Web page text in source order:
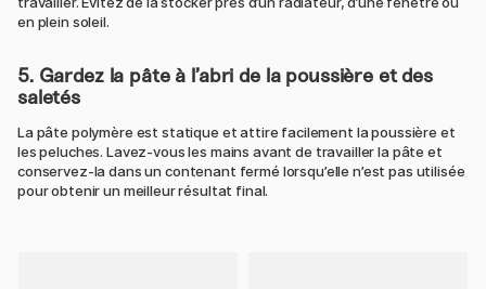
en plein soleil.
5. Gardez la pâte à l’abri de la poussière et des
saletés
La pâte polymère est statique et attire facilement la poussière et
les peluches. Lavez-vous les mains avant de travailler la pâte et
conservez-la dans un contenant fermé lorsqu’elle n’est pas utilisée
pour obtenir un meilleur résultat final.